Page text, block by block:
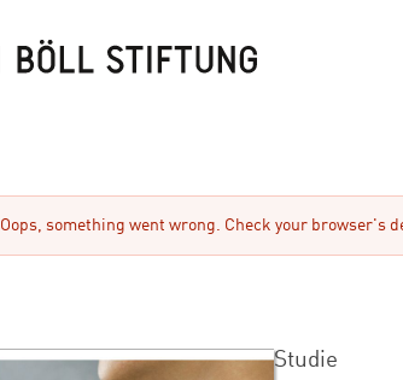
Oops, something went wrong. Check your browser's
Studie